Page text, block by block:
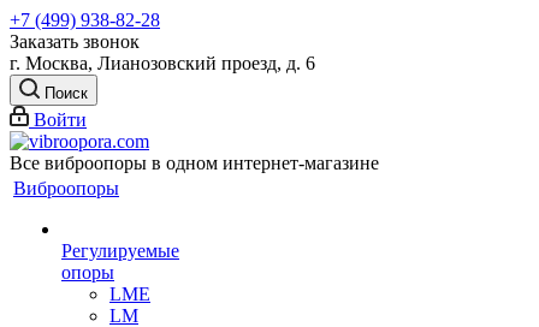
+7 (499) 938-82-28
Заказать звонок
г. Москва, Лианозовский проезд, д. 6
Поиск
Войти
Все виброопоры в одном интернет-магазине
Виброопоры
Регулируемые
опоры
LME
LM